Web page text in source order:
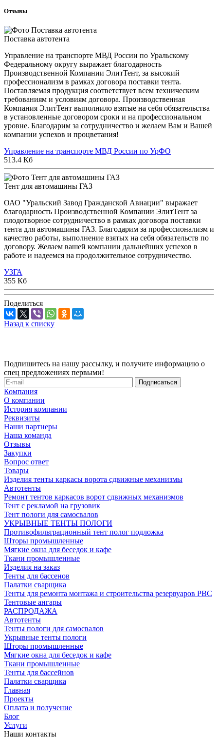
Отзывы
Поставка автотента
Управление на транспорте МВД России по Уральскому
Федеральному округу выражает благодарность
Производственной Компании ЭлитТент, за высокий
профессионализм в рамках договора поставки тента.
Поставляемая продукция соответствует всем техническим
требованиям и условиям договора. Производственная
Компания ЭлитТент выполнило взятые на себя обязательства
в установленные договором сроки и на профессиональном
уровне. Благодарим за сотрудничество и желаем Вам и Вашей
компании успехов и процветания!
Управление на транспорте МВД России по УрФО
513.4 Кб
Тент для автомашины ГАЗ
ОАО "Уральский Завод Гражданской Авиации" выражает
благодарность Производственной Компании ЭлитТент за
плодотворное сотрудничество в рамках договора поставки
тента для автомашины ГАЗ. Благодарим за профессионализм и
качество работы, выполнение взятых на себя обязательств по
договору. Желаем вашей компании дальнейших успехов в
работе и надеемся на продолжительное сотрудничество.
УЗГА
355 Кб
Поделиться
Назад к списку
Подпишитесь на нашу рассылку, и получите информацию о
спец предложениях первыми!
Компания
О компании
История компании
Реквизиты
Наши партнеры
Наша команда
Отзывы
Закупки
Вопрос ответ
Товары
Изделия тенты каркасы ворота сдвижные механизмы
Автотенты
Ремонт тентов каркасов ворот сдвижных механизмов
Тент с рекламой на грузовик
Тент пологи для самосвалов
УКРЫВНЫЕ ТЕНТЫ ПОЛОГИ
Противофильтрационный тент полог подложка
Шторы промышленные
Мягкие окна для беседок и кафе
Ткани промышленные
Изделия на заказ
Тенты для бассенов
Палатки сварщика
Тенты для ремонта монтажа и строительства резервуаров РВС
Тентовые ангары
РАСПРОДАЖА
Автотенты
Тенты пологи для самосвалов
Укрывные тенты пологи
Шторы промышленные
Мягкие окна для беседок и кафе
Ткани промышленные
Тенты для бассейнов
Палатки сварщика
Главная
Проекты
Оплата и получение
Блог
Услуги
Наши контакты